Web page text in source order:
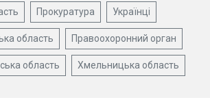
Прокуратура Українці
область Правоохоронний орган
область Хмельницька область